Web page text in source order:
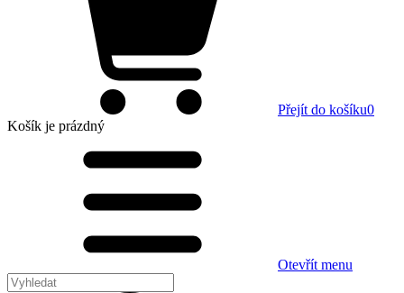
Přejít do košíku0
Košík je prázdný
Otevřít menu